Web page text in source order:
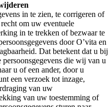
in te zien, te corrigeren of
om uw eventuele
in te trekken of bezwaar te
door O’vita en
Dat betekent dat u bij
die wij van u
u of een ander, door u
een verzoek tot inzage,
van uw
van uw toestemming of